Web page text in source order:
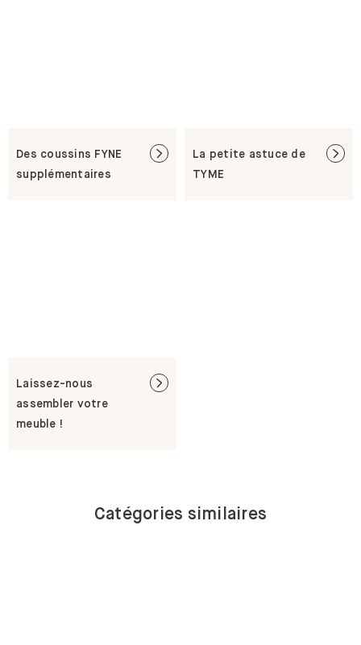
Des coussins FYNE
supplémentaires
La petite astuce de
TYME
Laissez-nous
assembler votre
meuble !
Catégories similaires